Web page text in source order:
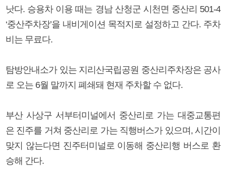
낫다. 승용차 이용 때는 경남 산청군 시천면 중산리 501-4
‘중산주차장’을 내비게이션 목적지로 설정하고 간다. 주차
비는 무료다.
탐방안내소가 있는 지리산국립공원 중산리주차장은 공사
로 오는 6월 말까지 폐쇄돼 현재 주차할 수 없다.
부산 사상구 서부터미널에서 중산리로 가는 대중교통편
은 진주를 거쳐 중산리로 가는 직행버스가 있으며, 시간이
맞지 않는다면 진주터미널로 이동해 중산리행 버스로 환
승해 간다.